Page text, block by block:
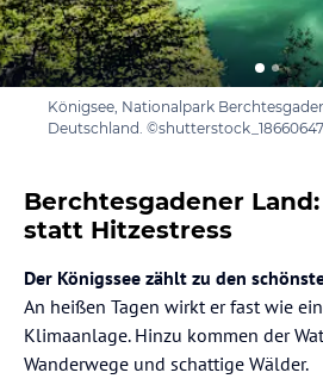
Königsee, Nationalpark
Deutschland.
Berchtesgadener
statt Hitzestress
Der Königssee zählt zu den
An heißen Tagen wirkt er fast wie
Klimaanlage. Hinzu kommen der
Wanderwege und schattige Wälder.